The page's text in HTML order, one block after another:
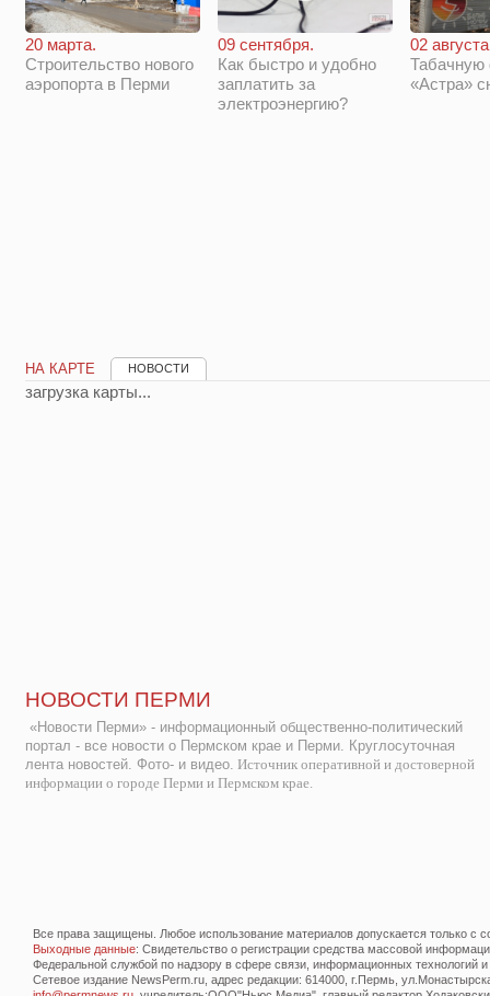
20 марта.
Строительство нового
аэропорта в Перми
09 сентября.
Как быстро и удобно
заплатить за
электроэнергию?
02
Табачную
«Астра»
НА КАРТЕ НОВОСТИ
загрузка карты...
НОВОСТИ ПЕРМИ
«Новости Перми» - информационный общественно-политический
портал - все новости о Пермском крае и Перми. Круглосуточная
лента новостей. Фото- и видео. Источник оперативной и достоверной
информации о городе Перми и Пермском крае.
Все права защищены. Любое использование материалов допускается только с
Выходные данные: Свидетельство о регистрации средства массовой
Федеральной службой по надзору в сфере связи, информационных технологий
Сетевое издание NewsPerm.ru, адрес редакции: 614000, г.Пермь,